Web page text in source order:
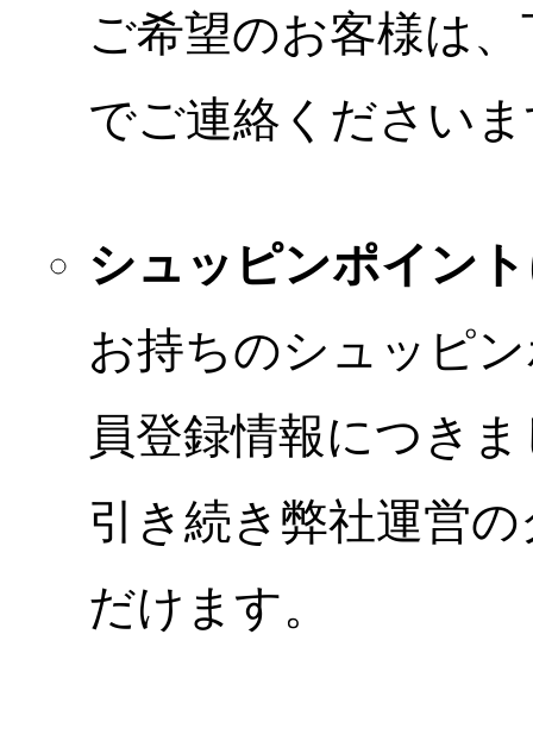
ご希望のお客様は
でご連絡ください
シュッピンポイン
お持ちのシュッピ
員登録情報につき
引き続き弊社運営
だけます。